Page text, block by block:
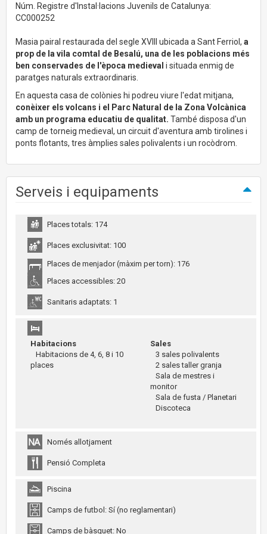
Núm. Registre d'Instal·lacions Juvenils de Catalunya:
CC000252
Masia pairal restaurada del segle XVIII ubicada a Sant Ferriol, a
prop de la vila comtal de Besalú, una de les poblacions més
ben conservades de l'època medieval i situada enmig de
paratges naturals extraordinaris.
En aquesta casa de colònies hi podreu viure l'edat mitjana,
conèixer els volcans i el Parc Natural de la Zona Volcànica
amb un programa educatiu de qualitat. També disposa d'un
camp de torneig medieval, un circuit d'aventura amb tirolines i
ponts flotants, tres àmplies sales polivalents i un rocòdrom.
Serveis i equipaments
Places totals: 174
Places exclusivitat: 100
Places de menjador (màxim per torn): 176
Places accessibles: 20
Sanitaris adaptats: 1
Habitacions
Habitacions de 4, 6, 8 i 10
places
Sales
3 sales polivalents
2 sales taller granja
Sala de mestres i
monitor
Sala de fusta / Planetari
Discoteca
Només allotjament
Pensió Completa
Piscina
Camps de futbol: Sí (no reglamentari)
Camps de bàsquet: No